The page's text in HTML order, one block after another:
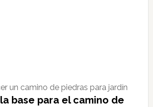
base para el camino de